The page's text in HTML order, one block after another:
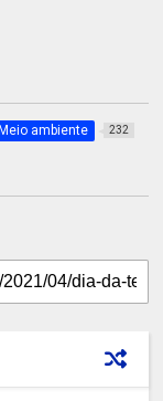
Meio ambiente 232